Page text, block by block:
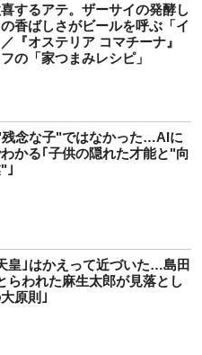
するアテ。ザーサイの発酵し
香ばしさがビールを呼ぶ「イ
『オステリア コマチーナ』
の「家つまみレシピ」
念な子"ではなかった…AIに
かる｢子供の隠れた才能と"向
｣
皇｣はかえって近づいた…島田
らわれた麻生太郎が見落とし
原則｣